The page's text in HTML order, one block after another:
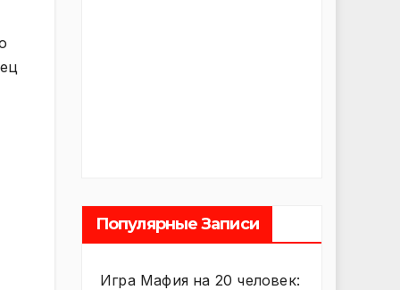
Популярные Записи
Игра Мафия на 20 человек: